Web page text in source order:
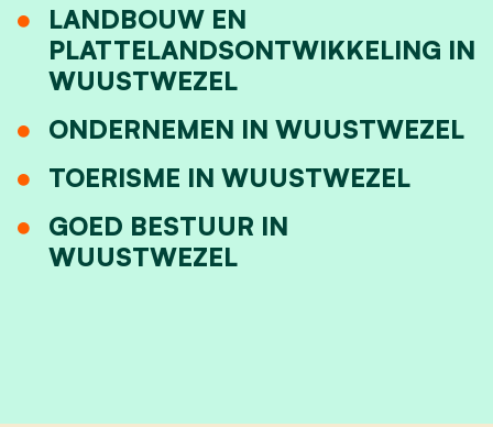
LANDBOUW EN
PLATTELANDSONTWIKKELING IN
WUUSTWEZEL
ONDERNEMEN IN WUUSTWEZEL
TOERISME IN WUUSTWEZEL
GOED BESTUUR IN
WUUSTWEZEL